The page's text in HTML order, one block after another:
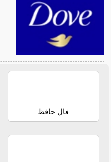
فال حافظ